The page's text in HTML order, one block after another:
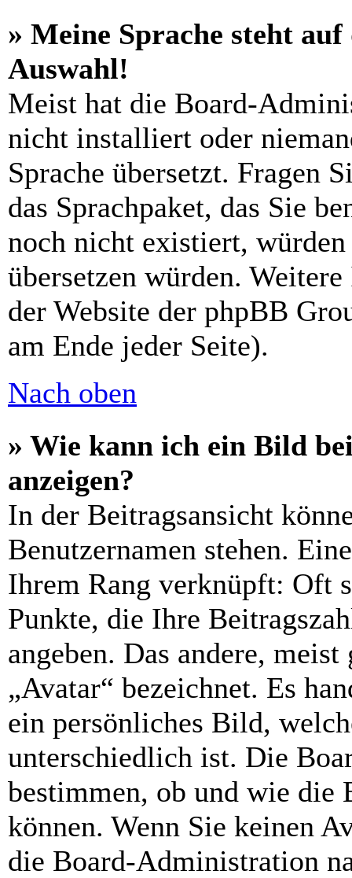
» Meine Sprache steht
Auswahl!
Meist hat die Board-
nicht installiert oder
Sprache übersetzt. Fragen
das Sprachpaket, das Sie
noch nicht existiert,
übersetzen würden.
der Website der phpBB
am Ende jeder Seite).
Nach oben
» Wie kann ich ein Bild
anzeigen?
In der Beitragsansicht
Benutzernamen stehen.
Ihrem Rang verknüpft: Oft
Punkte, die Ihre
angeben. Das andere,
„Avatar“ bezeichnet. Es
ein persönliches Bild,
unterschiedlich ist. Die
bestimmen, ob und wie die
können. Wenn Sie keinen
die Board-Administration